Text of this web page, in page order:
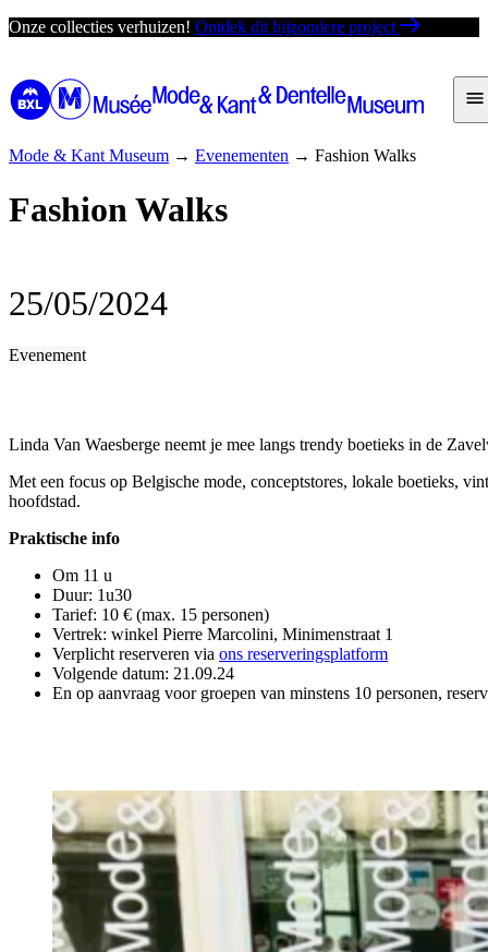
Ga
de
inhoud
Onze collecties verhuizen! Ontdek dit bijzondere project
Mode & Kant Museum → Evenementen → Fashion Walks
Fashion Walks
25/05/2024
Evenement
Linda Van Waesberge neemt je mee langs trendy boetieks in de
Met een focus op Belgische mode, conceptstores, lokale boetieks,
hoofdstad.
Praktische info
Om 11 u
Duur: 1u30
Tarief: 10 € (max. 15 personen)
Vertrek: winkel Pierre Marcolini, Minimenstraat 1
Verplicht reserveren via ons reserveringsplatform
Volgende datum: 21.09.24
En op aanvraag voor groepen van minstens 10 personen,